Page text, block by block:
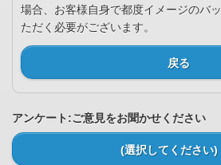
場合、お客様自身で都度イメージのバ
ただく必要がございます。
戻る
アンケート:ご意見をお聞かせください
(選択してください)